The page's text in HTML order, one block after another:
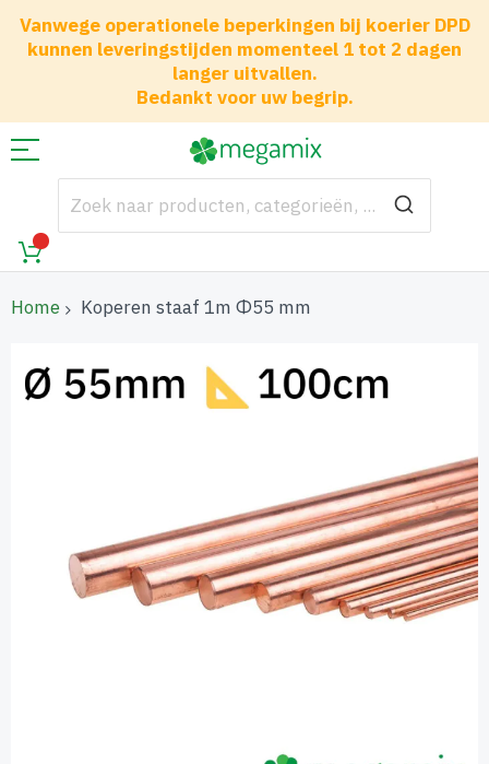
Vanwege operationele beperkingen bij koerier DPD
kunnen leveringstijden momenteel 1 tot 2 dagen
langer uitvallen.
Bedankt voor uw begrip.
Home Koperen staaf 1m Φ55 mm
naar
het
einde